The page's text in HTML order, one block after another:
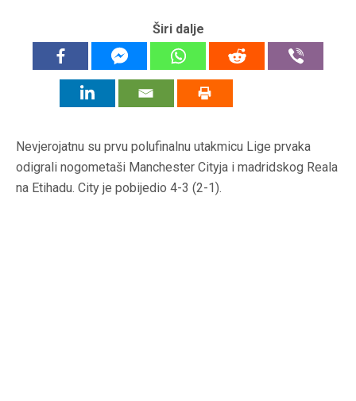
Širi dalje
Nevjerojatnu su prvu polufinalnu utakmicu Lige prvaka
odigrali nogometaši Manchester Cityja i madridskog Reala
na Etihadu. City je pobijedio 4-3 (2-1).